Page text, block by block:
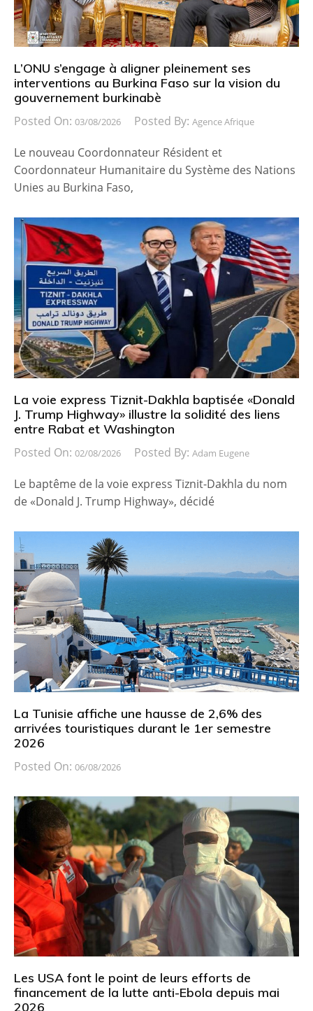
L’ONU s’engage à aligner pleinement ses
interventions au Burkina Faso sur la vision du
gouvernement burkinabè
Posted On: 03/08/2026 Posted By: Agence Afrique
Le nouveau Coordonnateur Résident et
Coordonnateur Humanitaire du Système des Nations
Unies au Burkina Faso,
La voie express Tiznit-Dakhla baptisée «Donald
J. Trump Highway» illustre la solidité des liens
entre Rabat et Washington
Posted On: 02/08/2026 Posted By: Adam Eugene
Le baptême de la voie express Tiznit-Dakhla du nom
de «Donald J. Trump Highway», décidé
La Tunisie affiche une hausse de 2,6% des
arrivées touristiques durant le 1er semestre
2026
Posted On: 06/08/2026
Les USA font le point de leurs efforts de
financement de la lutte anti-Ebola depuis mai
2026